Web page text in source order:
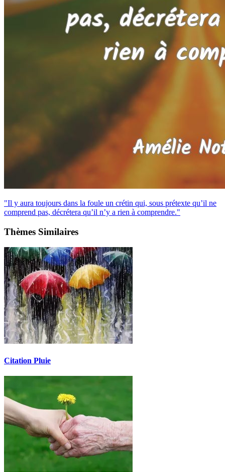
"Il y aura toujours dans la foule un crétin qui, sous prétexte qu’il ne
comprend pas, décrétera qu’il n’y a rien à comprendre."
Thèmes Similaires
Citation Pluie